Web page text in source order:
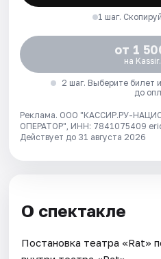
1 шаг.
от 1
на
2 шаг. Выберите билет
до
Реклама. ООО "КАССИР.РУ-
ОПЕРАТОР", ИНН: 7841075409
Действует до 31 августа 2026
О спектакле
Постановка театра «Rat»